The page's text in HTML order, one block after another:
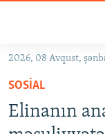
Əsas
qayıt
Əsas
naviqasiyaya
GÜNDƏM
#İZAHLA
KORRUPSIOMETR
2026, 08 Avqust,
SOSIAL
Elinanın